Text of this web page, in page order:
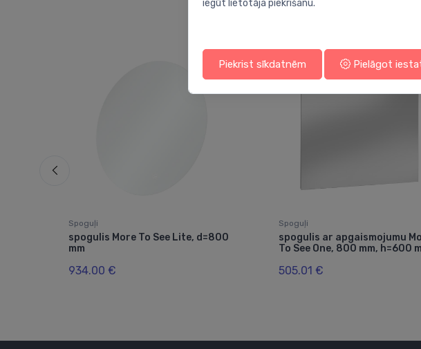
Spoguļi
spogulis More To See Lite, d=800
mm
934.00 €
Spoguļi
spogulis ar apgaismojumu
To See One, 800 mm, h=600
505.01 €
iegūt lietotāja piekrišanu.
Piekrist sīkdatnēm Pielāgot